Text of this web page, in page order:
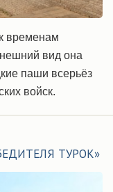
временам
вид она
паши всерьёз
войск.
ТУРОК»